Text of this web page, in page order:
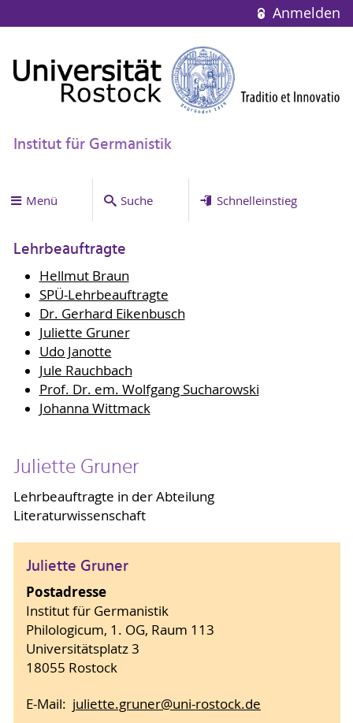
Anmelden
Institut für Germanistik
Menü Suche Schnelleinstieg
Lehrbeauftragte
Hellmut Braun
SPÜ-Lehrbeauftragte
Dr. Gerhard Eikenbusch
Juliette Gruner
Udo Janotte
Jule Rauchbach
Prof. Dr. em. Wolfgang Sucharowski
Johanna Wittmack
Juliette Gruner
Lehrbeauftragte in der Abteilung
Literaturwissenschaft
Juliette Gruner
Postadresse
Institut für Germanistik
Philologicum, 1. OG, Raum 113
Universitätsplatz 3
18055 Rostock
E-Mail: juliette.gruner@uni-rostock.de